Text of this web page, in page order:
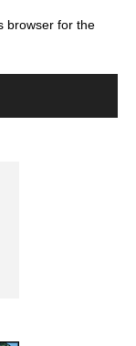
browser for the